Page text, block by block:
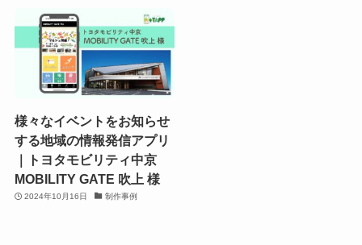
様々なイベントをお知らせ
する地域の情報発信アプリ
｜トヨタモビリティ中京
MOBILITY GATE 吹上 様
2024年10月16日 制作事例